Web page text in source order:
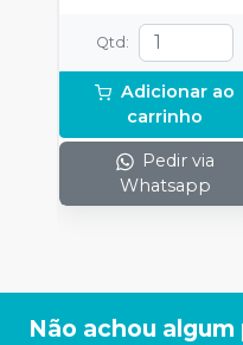
Qtd :
Adicionar ao
carrinho
Pedir via
Whatsapp
Não achou